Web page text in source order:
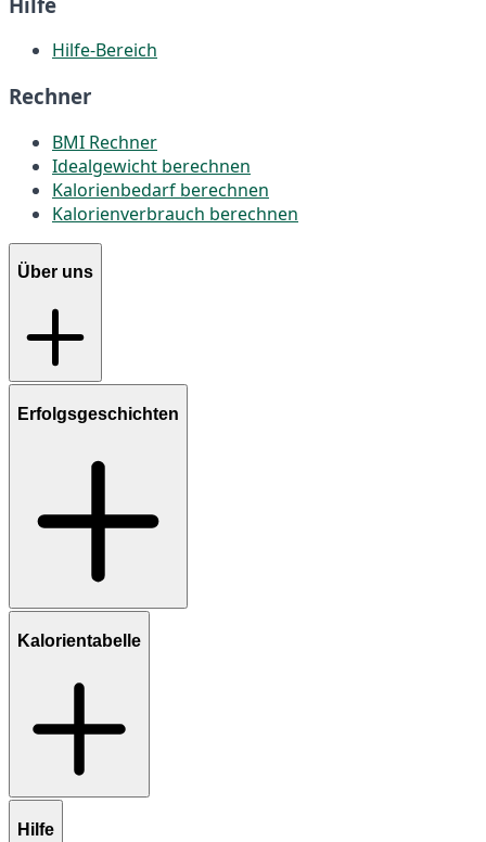
Hilfe-Bereich
Rechner
BMI Rechner
Idealgewicht berechnen
Kalorienbedarf berechnen
Kalorienverbrauch berechnen
Über uns
Erfolgsgeschichten
Kalorientabelle
Hilfe